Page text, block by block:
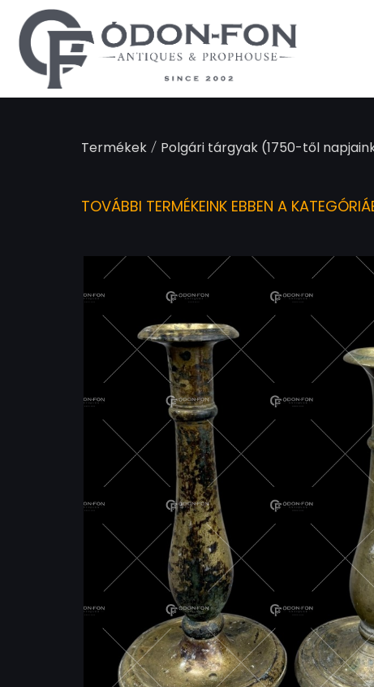
Termékek/ Polgári tárgyak (1750-től
TOVÁBBI TERMÉKEINK EBBEN A
Süti preferenciák